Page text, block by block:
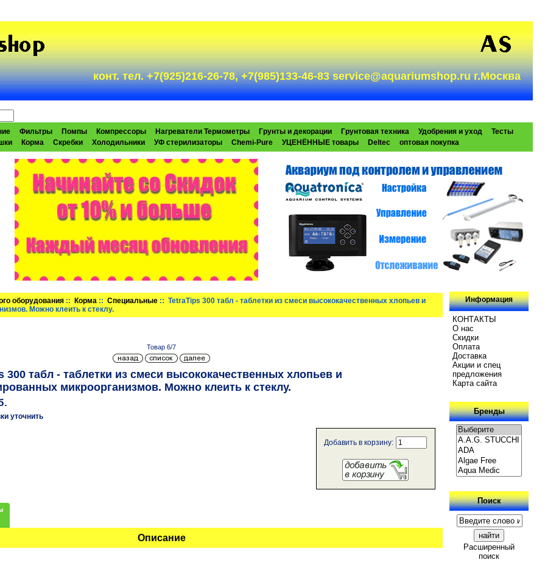
конт. тел. +7(925)216-26-78, +7(985)133-46-83 service@aquariumshop.ru г.Москва
Фильтры Помпы Компрессоры Нагреватели Термометры Грунты и декорации Грунтовая техника Удобрения и уход
Тесты
Корма Скребки Холодильники УФ стерилизаторы Chemi-Pure УЦЕНЁННЫЕ товары Deltec оптовая покупка
оборудования :: Корма ::Специальные :: TetraTips 300 табл - таблетки из смеси высококачественных хлопьев и
Можно клеить к стеклу.
Товар 6/7
300 табл - таблетки из смеси высококачественных хлопьев и
микроорганизмов. Можно клеить к стеклу.
уточнить
Добавить в корзину:
Описание
Информация
КОНТАКТЫ
О нас
Скидки
Oплатa
Доставка
Акции и спец
предложения
Карта сайта
Бренды
Поиск
Расширенный
поиск